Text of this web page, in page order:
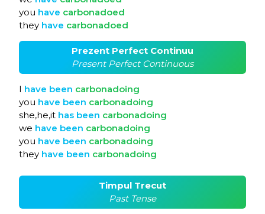
you have carbonadoed
they have carbonadoed
Prezent Perfect Continuu
Present Perfect Continuous
I have been carbonadoing
you have been carbonadoing
she,he,it has been carbonadoing
we have been carbonadoing
you have been carbonadoing
they have been carbonadoing
Timpul Trecut
Past Tense